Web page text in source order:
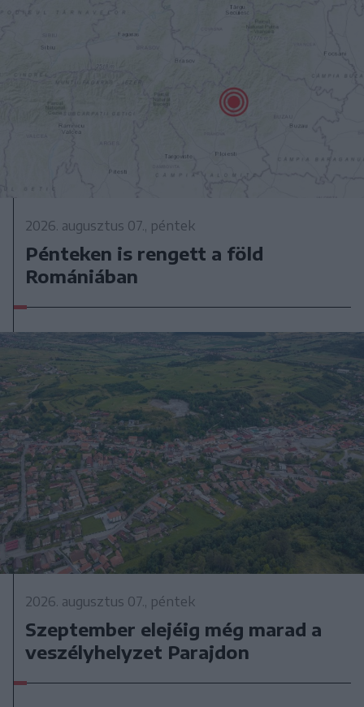
2026. augusztus 07., péntek
Pénteken is rengett a föld
Romániában
2026. augusztus 07., péntek
Szeptember elejéig még marad a
veszélyhelyzet Parajdon